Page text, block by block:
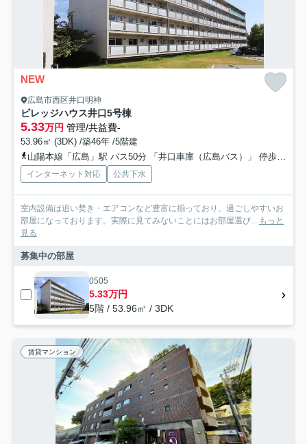
NEW
広島市西区井口明神
ビレッジハウス井口5号棟
5.33万円 管理/共益費-
53.96㎡ (3DK) /築46年 /5階建
山陽本線「広島」駅 バス50分 「井口車庫（広島バス）」 停歩10分
インターネット対応 公共下水
室内設備は追い焚き・エアコンなど豊富に揃っており、過ごしやすいお
部屋になっております。実際に見てみないことにはお部屋選び... もっと
見る
募集中の部屋
0505
5.33万円
5階 / 53.96㎡ / 3DK
賃貸マンション